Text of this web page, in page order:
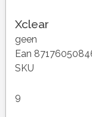
Xclear
geen
Ean
SKU
9